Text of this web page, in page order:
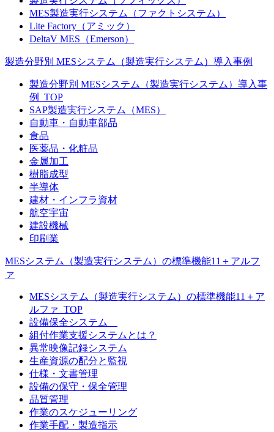
MES製造実行システム（ファクトシステム）
Lite Factory（アミック）
DeltaV MES（Emerson）
製造分野別 MESシステム（製造実行システム）導入事例
製造分野別 MESシステム（製造実行システム）導入事
例_TOP
SAP製造実行システム（MES）
自動車・自動車部品
食品
医薬品・化粧品
金属加工
樹脂成型
半導体
建材・インフラ資材
航空宇宙
建設機械
印刷業
MESシステム（製造実行システム）の標準機能11＋アルフ
ァ
MESシステム（製造実行システム）の標準機能11＋ア
ルファ_TOP
設備保全システム
組付作業支援システムとは？
異常映像記録システム
生産資源の配分と監視
仕様・文書管理
設備の保守・保全管理
品質管理
作業のスケジューリング
作業手配・製造指示